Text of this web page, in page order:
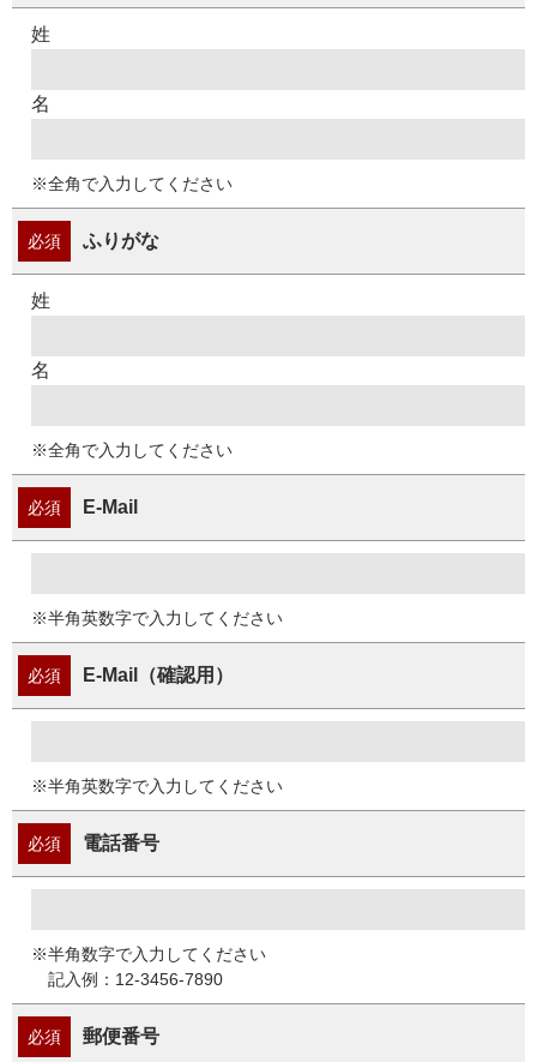
本方針の改定
姓
名
※全角で入力してください
必須 ふりがな
姓
名
※全角で入力してください
必須 E-Mail
※半角英数字で入力してください
必須 E-Mail（確認用）
※半角英数字で入力してください
必須 電話番号
※半角数字で入力してください
記入例：12-3456-7890
必須 郵便番号